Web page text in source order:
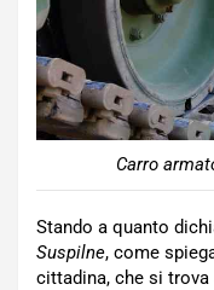
Carro
Stando a quanto
Suspilne, come
cittadina, che si